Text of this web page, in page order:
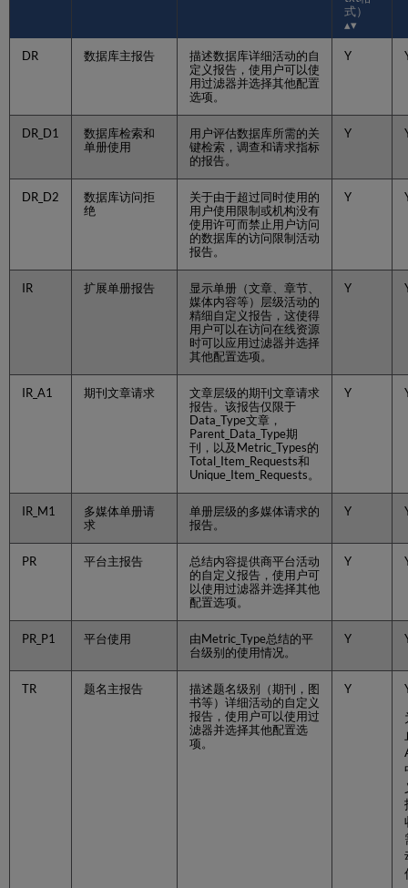
-
数
据
和
删
COUNTER
数
需
式
式）
DR 数据库主报告
描述数据库详细活动的自
定义报告，使用户可以使
用过滤器并选择其他配置
选项。
Y
DR_D1
数据库检索和
单册使用
用户评估数据库所需的关
键检索，调查和请求指标
的报告。
Y
DR_D2
数据库访问拒
绝
关于由于超过同时使用的
用户使用限制或机构没有
使用许可而禁止用户访问
的数据库的访问限制活动
报告。
Y
IR 扩展单册报告
显示单册（文章、章节、
媒体内容等）层级活动的
精细自定义报告，这使得
用户可以在访问在线资源
时可以应用过滤器并选择
其他配置选项。
Y
IR_A1 期刊文章请求
文章层级的期刊文章请求
报告。该报告仅限于
Data_Type文章，
Parent_Data_Type期
刊，以及Metric_Types的
Total_Item_Requests和
Unique_Item_Requests。
Y
IR_M1
多媒体单册请
求
单册层级的多媒体请求的
报告。
Y
PR 平台主报告
总结内容提供商平台活动
的自定义报告，使用户可
以使用过滤器并选择其他
配置选项。
Y
PR_P1 平台使用
由Metric_Type总结的平
台级别的使用情况。
Y
TR 题名主报告
描述题名级别（期刊，图
书等）详细活动的自定义
报告，使用户可以使用过
滤器并选择其他配置选
项。
Y